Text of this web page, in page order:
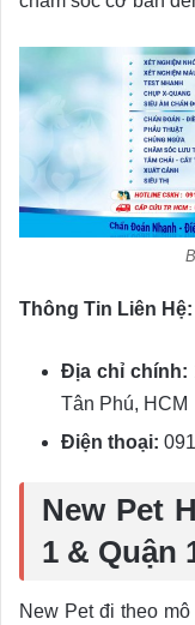
Thông Tin Liên Hệ:
Địa chỉ chính:
Tân Phú, HCM
Điện thoại:
New Pet
1 & Quận
New Pet đi theo